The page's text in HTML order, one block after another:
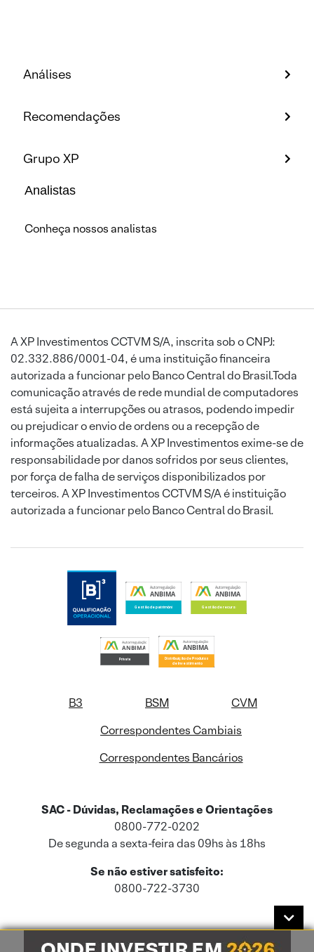
Análises
Recomendações
Grupo XP
Analistas
Conheça nossos analistas
A XP Investimentos CCTVM S/A, inscrita sob o CNPJ:
02.332.886/0001-04, é uma instituição financeira
autorizada a funcionar pelo Banco Central do Brasil.Toda
comunicação através de rede mundial de computadores
está sujeita a interrupções ou atrasos, podendo impedir
ou prejudicar o envio de ordens ou a recepção de
informações atualizadas. A XP Investimentos exime-se de
responsabilidade por danos sofridos por seus clientes,
por força de falha de serviços disponibilizados por
terceiros. A XP Investimentos CCTVM S/A é instituição
autorizada a funcionar pelo Banco Central do Brasil.
B3 BSM
CVM
Correspondentes Cambiais
Correspondentes Bancários
SAC - Dúvidas, Reclamações e Orientações
0800-772-0202
De segunda a sexta-feira das 09hs às 18hs
Se não estiver satisfeito:
0800-722-3730
Este site usa cookies e dados pessoais de acordo com a nossaPolítica de